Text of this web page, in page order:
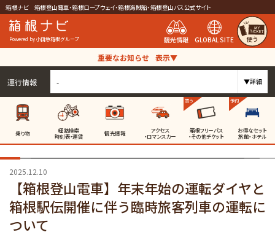
箱根ナビ 箱根登山電車・箱根ロープウェイ・箱根海賊船・箱根登山バス公式サイト
Powered by 小田急箱根グループ 観光情報 GLOBAL SITE 使う
重要なお知らせ 表示▼
運行情報 - ▼詳細
乗り物 経路検索
時刻表・運賃 観光情報 アクセス
・ロマンスカー
買う
箱根フリーパス
・その他チケット
予約
お得なセット
旅館・ホテル
2025.12.10
【箱根登山電車】年末年始の運転ダイヤと
箱根駅伝開催に伴う臨時旅客列車の運転に
ついて